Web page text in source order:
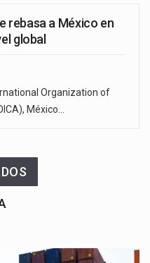
rebasa a México en
global
Organization of
México…